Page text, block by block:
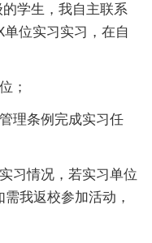
学生，我自主联系
位实习实习，在自
；
理条例完成实习任
习情况，若实习单位
我返校参加活动，